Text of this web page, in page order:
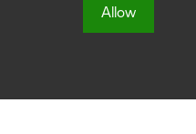
Allow